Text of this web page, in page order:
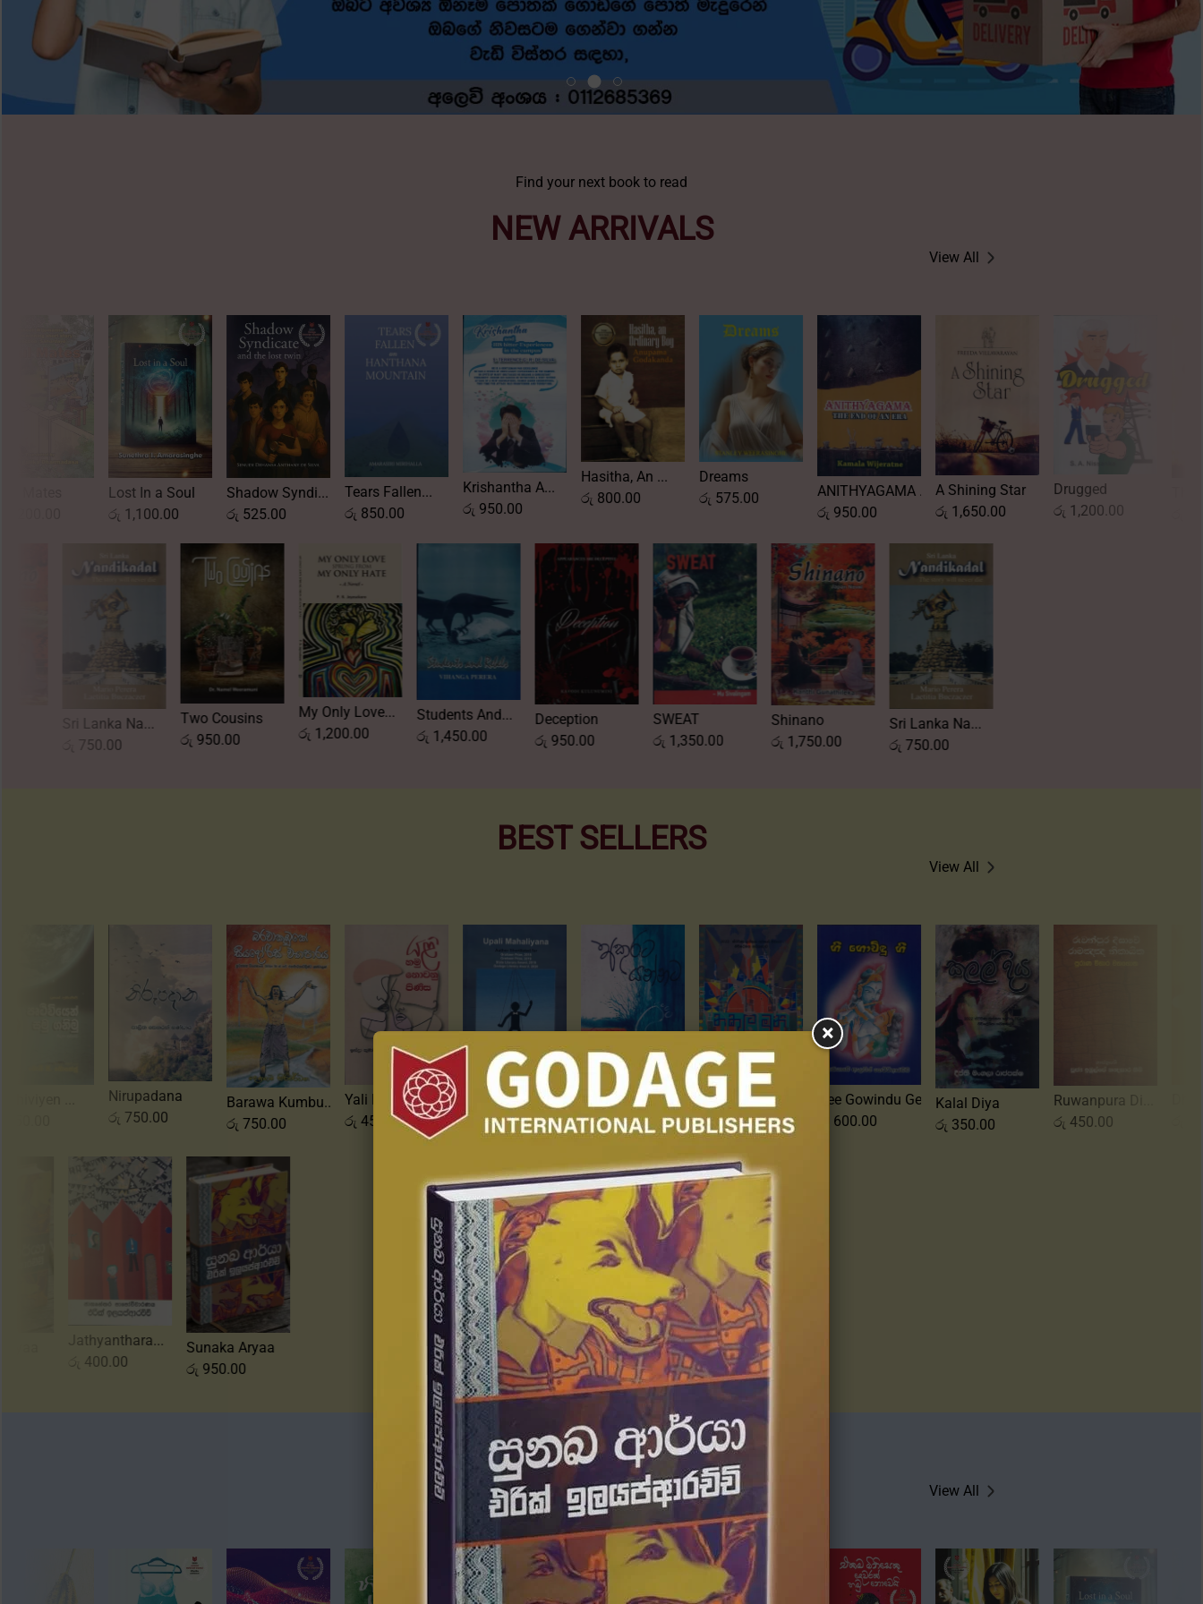
Find your next book to read
NEW ARRIVALS
View All
Shadow Syndi...
රු 525.00
Tears Fallen...
රු 850.00
Krishantha A...
රු 950.00
Hasitha, An ...
Dreams
රු 575.00
ANITHYAGAMA ...
A Shining Star
රු 1,650.00
Drugged
රු 1,200.00
The Olympian
රු 1,250.00
1,750.00
Sri Lanka Na...
750.00
Two Cousins
950.00
My Only Love...
රු
1,200.00
Students And...
රු
1,450.00
Deception
950.00
රු
1,350.00
Shinano
රු
1,750.00
Sri Lanka Na...
BEST SELLERS
View All
Barawa Kumbu...
රු 750.00
Yali Hamunow...
රු 450.00
The Reluctan...
රු 650.00
Akurata Yannata
400.00
Nakula Muni
රු1,250.00
Gee Gowindu Gee
රු 600.00
Kalal Diya
350.00
Ruwanpura Di...
රු 450.00
Dharmaya ha ...
රු 350.00
Jathyanthara...
රු400.00
Sunaka Aryaa
රු950.00
AWARD WINNERS
View All
×